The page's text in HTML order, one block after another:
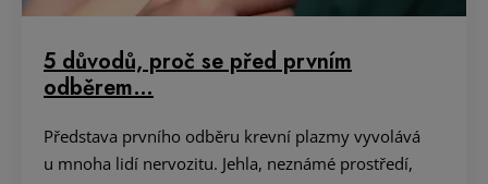
5 důvodů, proč se před prvním
odběrem…
Představa prvního odběru krevní plazmy vyvolává
u mnoha lidí nervozitu. Jehla, neznámé prostředí,